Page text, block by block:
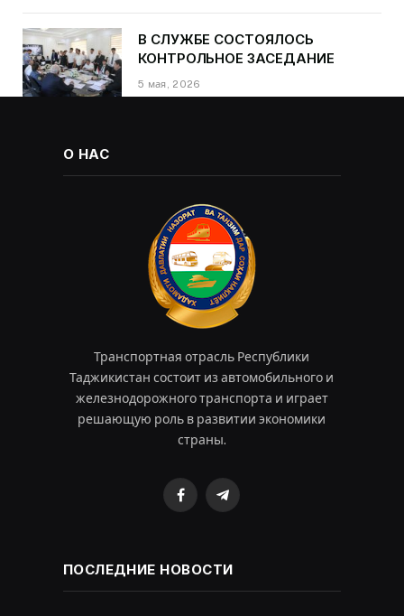
В СЛУЖБЕ СОСТОЯЛОСЬ
КОНТРОЛЬНОЕ ЗАСЕДАНИЕ
5 мая, 2026
О НАС
Транспортная отрасль Республики
Таджикистан состоит из автомобильного и
железнодорожного транспорта и играет
решающую роль в развитии экономики
страны.
FacebookTelegram
ПОСЛЕДНИЕ НОВОСТИ